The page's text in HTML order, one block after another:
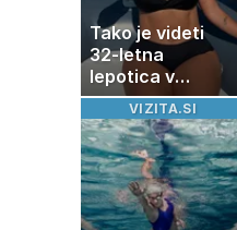
Tako je videti
32-letna
lepotica v
zadnjih
trenutkih pred
velikim dnem
VIZITA.SI